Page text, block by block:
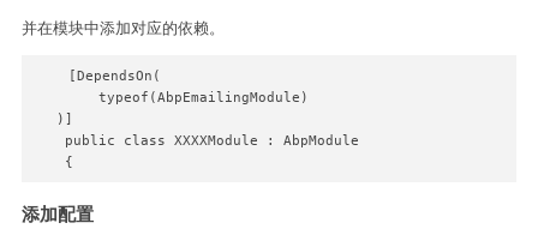
并在模块中添加对应的依赖。
    [DependsOn(
        typeof(AbpEmailingModule)
   )]
    public class XXXXModule : AbpModule
    {
添加配置